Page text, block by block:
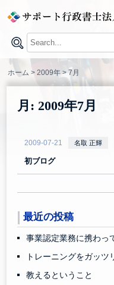
content
ホーム >2009年>7月
月: 2009年7月
2009-07-21 名取 正輝
初ブログ
最近の投稿
事業認定業務に携わっ
トレーニングをガッツ
教えるということ